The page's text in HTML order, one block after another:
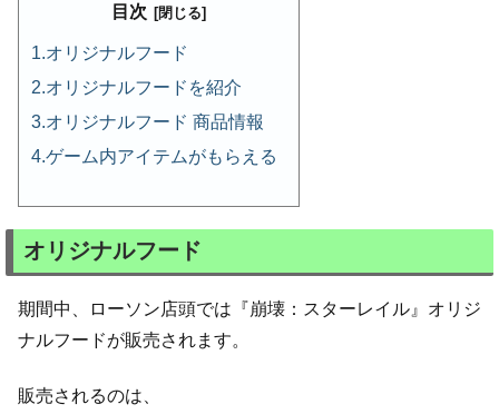
目次
オリジナルフード
オリジナルフードを紹介
オリジナルフード 商品情報
ゲーム内アイテムがもらえる
オリジナルフード
期間中、ローソン店頭では『崩壊：スターレイル』オリジ
ナルフードが販売されます。
販売されるのは、